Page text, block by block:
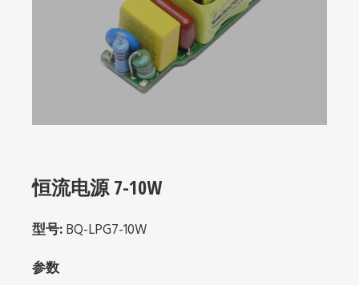
恒流电源 7-10W
型号: BQ-LPG7-10W
参数